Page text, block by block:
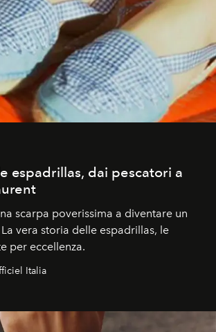
espadrillas, dai pescatori a
scarpa poverissima a diventare un
vera storia delle espadrillas, le
per eccellenza.
Italia